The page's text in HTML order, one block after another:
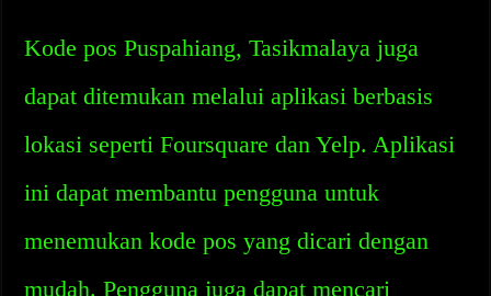
Kode pos Puspahiang, Tasikmalaya juga
dapat ditemukan melalui aplikasi berbasis
lokasi seperti Foursquare dan Yelp. Aplikasi
ini dapat membantu pengguna untuk
menemukan kode pos yang dicari dengan
mudah. Pengguna juga dapat mencari